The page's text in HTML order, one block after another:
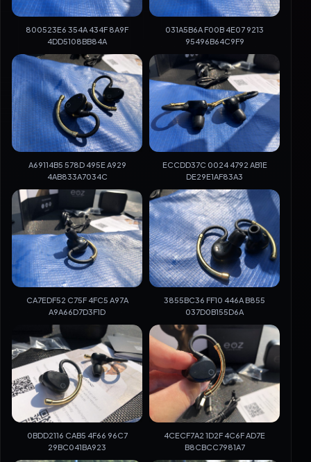
800523E6 354A 434F 8A9F
4DD5108BB84A
031A5B6A F00B 4E07 9213
95496B64C9F9
A69114B5 578D 495E A929
4AB833A7034C
ECCDD37C 0024 4792 AB1E
DE29E1AF83A3
CA7EDF52 C75F 4FC5 A97A
A9A66D7D3F1D
3855BC36 FF10 446A B855
037D0B155D6A
0BDD2116 CAB5 4F66 96C7
29BC041BA923
4CECF7A2 1D2F 4C6F AD7E
B8CBCC7981A7